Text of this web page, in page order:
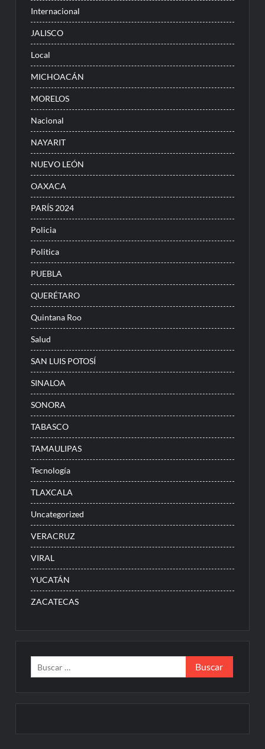
Internacional
JALISCO
Local
MICHOACÁN
MORELOS
Nacional
NAYARIT
NUEVO LEÓN
OAXACA
PARÍS 2024
Policia
Politica
PUEBLA
QUERÉTARO
Quintana Roo
Salud
SAN LUIS POTOSÍ
SINALOA
SONORA
TABASCO
TAMAULIPAS
Tecnología
TLAXCALA
Uncategorized
VERACRUZ
VIRAL
YUCATÁN
ZACATECAS
Buscar: